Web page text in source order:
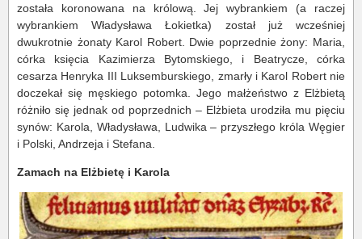
została koronowana na królową. Jej wybrankiem (a raczej
wybrankiem Władysława Łokietka) został już wcześniej
dwukrotnie żonaty Karol Robert. Dwie poprzednie żony: Maria,
córka księcia Kazimierza Bytomskiego, i Beatrycze, córka
cesarza Henryka III Luksemburskiego, zmarły i Karol Robert nie
doczekał się męskiego potomka. Jego małżeństwo z Elżbietą
różniło się jednak od poprzednich – Elżbieta urodziła mu pięciu
synów: Karola, Władysława, Ludwika – przyszłego króla Węgier
i Polski, Andrzeja i Stefana.
Zamach na Elżbietę i Karola